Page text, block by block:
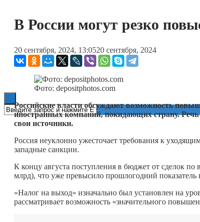
ESG
В России могут резко
20 сентября, 2024, 13:0520 сентября, 2024
Фото: depositphotos.com
Российские власти обсуждают возможность
иностранных компаний, покидающих страну.
свои источники.
Россия неуклонно ужесточает требования к
западные санкции.
К концу августа поступления в бюджет от сделок
млрд), что уже превысило прошлогодний показатель
«Налог на выход» изначально был установлен на
рассматривает возможность «значительного